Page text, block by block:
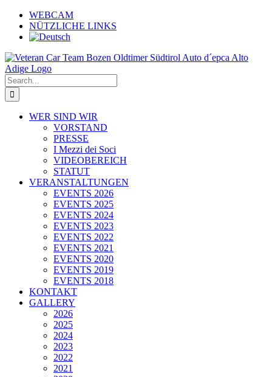
Skip
content
WEBCAM
NÜTZLICHE LINKS
Search
for:
WER SIND WIR
VORSTAND
PRESSE
I Mezzi dei Soci
VIDEOBEREICH
STATUT
VERANSTALTUNGEN
EVENTS 2026
EVENTS 2025
EVENTS 2024
EVENTS 2023
EVENTS 2022
EVENTS 2021
EVENTS 2020
EVENTS 2019
EVENTS 2018
KONTAKT
GALLERY
2026
2025
2024
2023
2022
2021